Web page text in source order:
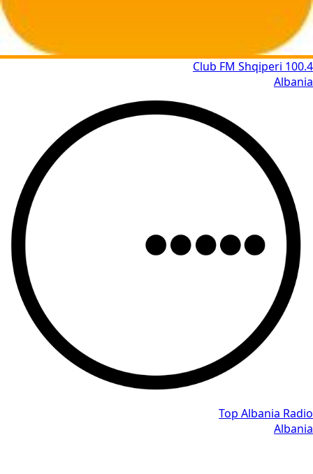
Club FM Shqiperi 100.4
Albania
Top Albania Radio
Albania